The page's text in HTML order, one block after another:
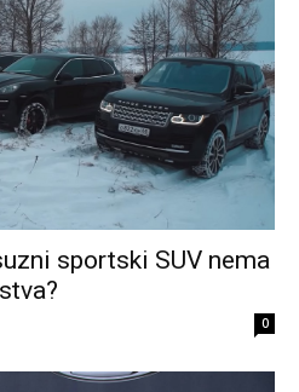
sportski SUV nema
0